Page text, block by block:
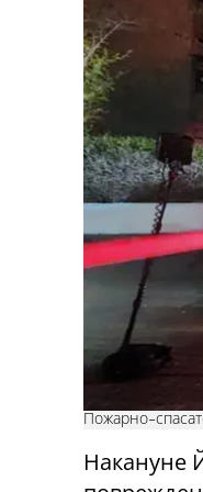
Пожарно-
Накануне